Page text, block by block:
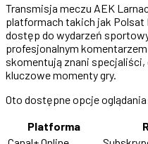
Transmisja meczu AEK
platformach takich jak Polsat
dostęp do wydarzeń
profesjonalnym
skomentują znani
kluczowe momenty gry.
Oto dostępne opcje
Platforma